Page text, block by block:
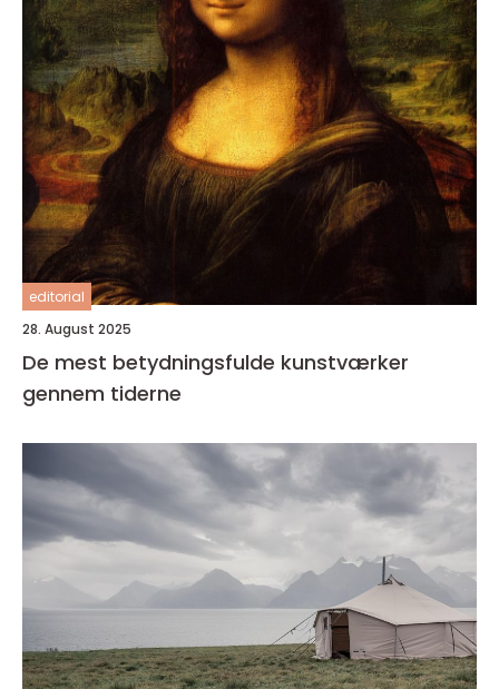
editorial
28. August 2025
De mest betydningsfulde kunstværker
gennem tiderne